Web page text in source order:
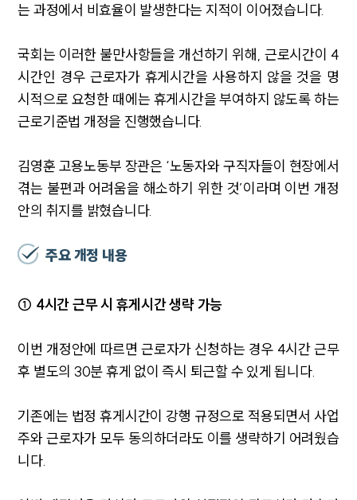
는 과정에서 비효율이 발생한다는 지적이 이어졌습니다.
국회는 이러한 불만사항들을 개선하기 위해, 근로시간이 4
시간인 경우 근로자가 휴게시간을 사용하지 않을 것을 명
시적으로 요청한 때에는 휴게시간을 부여하지 않도록 하는
근로기준법 개정을 진행했습니다.
김영훈 고용노동부 장관은 ‘노동자와 구직자들이 현장에서
겪는 불편과 어려움을 해소하기 위한 것’이라며 이번 개정
안의 취지를 밝혔습니다.
주요 개정 내용
① 4시간 근무 시 휴게시간 생략 가능
이번 개정안에 따르면 근로자가 신청하는 경우 4시간 근무
후 별도의 30분 휴게 없이 즉시 퇴근할 수 있게 됩니다.
기존에는 법정 휴게시간이 강행 규정으로 적용되면서 사업
주와 근로자가 모두 동의하더라도 이를 생략하기 어려웠습
니다.